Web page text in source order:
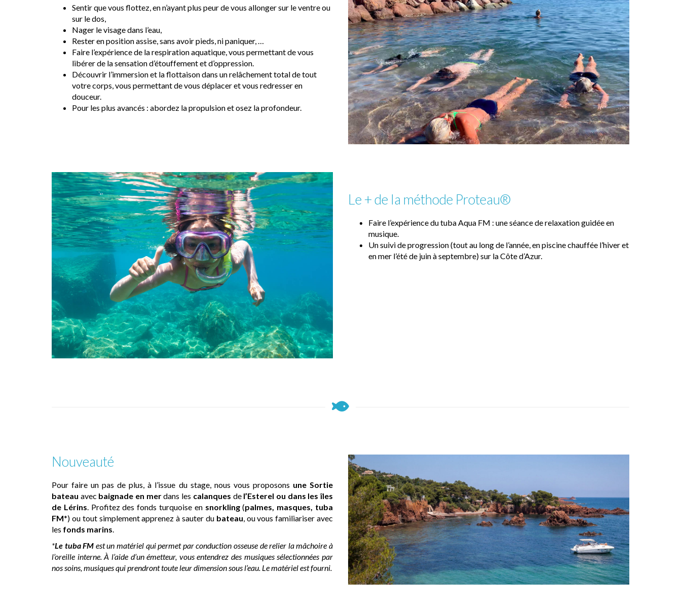
Sentir que vous flottez, en n’ayant plus peur de vous allonger sur le ventre ou
sur le dos,
Nager le visage dans l’eau,
Rester en position assise, sans avoir pieds, ni paniquer, …
Faire l’expérience de la respiration aquatique, vous permettant de vous
libérer de la sensation d’étouffement et d’oppression.
Découvrir l’immersion et la flottaison dans un relâchement total de tout
votre corps, vous permettant de vous déplacer et vous redresser en
douceur.
Pour les plus avancés : abordez la propulsion et osez la profondeur.
Le + de la méthode Proteau®
Faire l’expérience du tuba Aqua FM : une séance de relaxation guidée en
musique.
Un suivi de progression (tout au long de l’année, en piscine chauffée l’hiver et
en mer l’été de juin à septembre) sur la Côte d’Azur.
Nouveauté
Pour faire un pas de plus, à l’issue du stage, nous vous proposons une Sortie
bateau avec baignade en merdans les calanques de l’Esterel ou dans les îles
de Lérins. Profitez des fonds turquoise en snorkling(palmes, masques, tuba
FM*) ou tout simplement apprenez à sauter du bateau, ou vous familiariser avec
les fonds marins.
*Le tuba FM est un matériel qui permet par conduction osseuse de relier la mâchoire à
l’oreille interne. À l’aide d’un émetteur, vous entendrez des musiques sélectionnées par
nos soins, musiques qui prendront toute leur dimension sous l’eau. Le matériel est fourni.